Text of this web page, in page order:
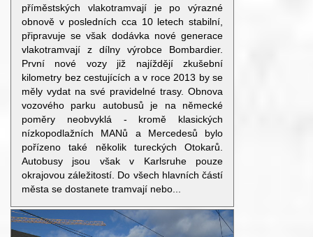
příměstských vlakotramvají je po výrazné
obnově v posledních cca 10 letech stabilní,
připravuje se však dodávka nové generace
vlakotramvají z dílny výrobce Bombardier.
První nové vozy již najíždějí zkušební
kilometry bez cestujících a v roce 2013 by se
měly vydat na své pravidelné trasy. Obnova
vozového parku autobusů je na německé
poměry neobvyklá - kromě klasických
nízkopodlažních MANů a Mercedesů bylo
pořízeno také několik tureckých Otokarů.
Autobusy jsou však v Karlsruhe pouze
okrajovou záležitostí. Do všech hlavních částí
města se dostanete tramvají nebo...